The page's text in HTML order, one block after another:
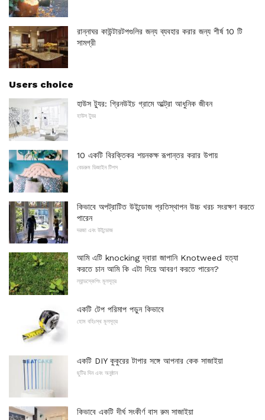
রান্নাঘর কাউন্টারটপগুলির জন্য ব্যবহার করার জন্য শীর্ষ 10 টি
সামগ্রী
Users choice
হাউস ট্যুর: গ্রিনউইচ গ্রামে আল্ট্রা আধুনিক জীবন
হাউস ট্যুর
10 একটি বিরক্তিকর শয়নকক্ষ রূপান্তর করার উপায়
বেডরুম ডিজাইন টিপস
কিভাবে অপট্রাটিত উইন্ডোজ প্রতিস্থাপন উচ্চ খরচ সংরক্ষণ করতে
পারেন
দরজা এবং উইন্ডোজ
আমি এটি knocking দ্বারা জাপানি Knotweed হত্যা
করতে চান আমি কি এটা দিয়ে আবরণ করতে পারেন?
ল্যান্ডস্কেপিং মূলসূত্র
একটি টেপ পরিমাপ পড়ুন কিভাবে
হোম বহিঃস্থ মূলসূত্র
একটি DIY কুকুরের টাপার সঙ্গে আপনার কেক সাজাইয়া
ছুটির দিন এবং অনুষ্ঠান
কিভাবে একটি দীর্ঘ সংকীর্ণ বাস রুম সাজাইয়া